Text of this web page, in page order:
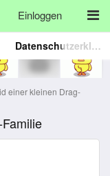
Einloggen
Datenschutzerklärung
einer kleinen Drag-